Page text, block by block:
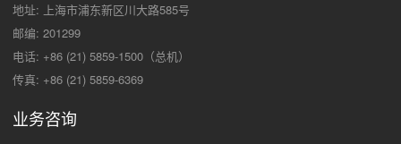
地址: 上海市浦东新区川大路585号
邮编: 201299
电话: +86 (21) 5859-1500（总机）
传真: +86 (21) 5859-6369
业务咨询